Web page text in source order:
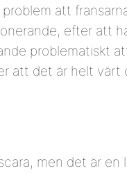
att
efter att
problematiskt
att det är helt värt
men det är en